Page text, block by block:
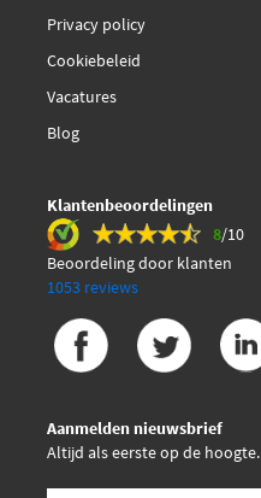
Privacy policy
Cookiebeleid
Vacatures
Blog
Klantenbeoordelingen
8/10
Beoordeling door klanten
1053 reviews
Aanmelden nieuwsbrief
Altijd als eerste op de hoogte.